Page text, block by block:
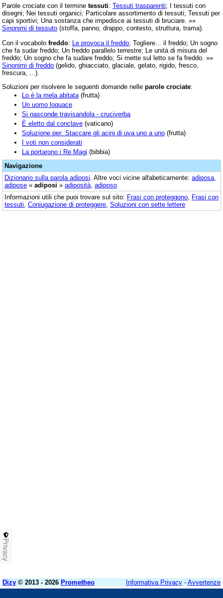
Parole crociate con il termine tessuti: Tessuti trasparenti; I tessuti con
disegni; Nei tessuti organici; Particolare assortimento di tessuti; Tessuti per
capi sportivi; Una sostanza che impedisce ai tessuti di bruciare. »»
Sinonimi di tessuto (stoffa, panno, drappo, contesto, struttura, trama).
Con il vocabolo freddo: Le provoca il freddo; Togliere... il freddo; Un sogno
che fa sudar freddo; Un freddo parallelo terrestre; Le unità di misura del
freddo; Un sogno che fa sudare freddo; Si mette sul letto se fa freddo. »»
Sinonimi di freddo (gelido, ghiacciato, glaciale, gelato, rigido, fresco,
frescura, ...).
Soluzioni per risolvere le seguenti domande nelle parole crociate:
Lo è la mela abitata (frutta)
Un uomo loquace
Si nasconde travisandola - cruciverba
È eletto dal conclave (vaticano)
Soluzione per: Staccare gli acini di uva uno a uno (frutta)
I voti non considerati
La portarono i Re Magi (bibbia)
Navigazione
Dizionario sulla parola adiposi . Altre voci vicine alfabeticamente: adiposa
adipose « adiposi » adiposità adiposo
Informazioni utili che puoi trovare sul sito: Frasi con proteggono Frasi con
tessuti Coniugazione di proteggere Soluzioni con sette lettere
Dizy © 2013 - 2026 Prometheo Informativa Privacy - Avvertenze
Privacy